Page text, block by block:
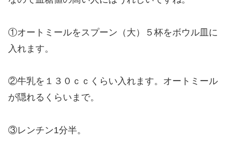
①オートミールをスプーン（大）５杯をボウル皿に
入れます。
②牛乳を１３０ｃｃくらい入れます。オートミール
が隠れるくらいまで。
③レンチン1分半。